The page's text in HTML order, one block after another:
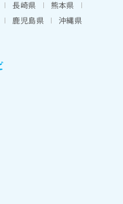
長崎県
熊本県
鹿児島県 沖縄県